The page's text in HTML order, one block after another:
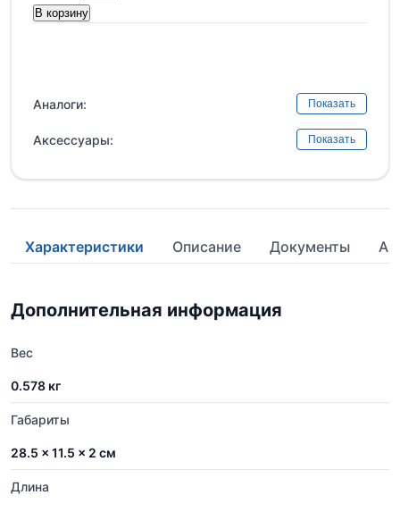
В корзину
Аналоги: Показать
Аксессуары: Показать
Характеристики Описание Документы
Дополнительная информация
Вес
0.578 кг
Габариты
28.5 × 11.5 × 2 см
Длина